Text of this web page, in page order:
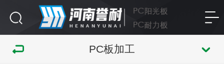
PC板加工